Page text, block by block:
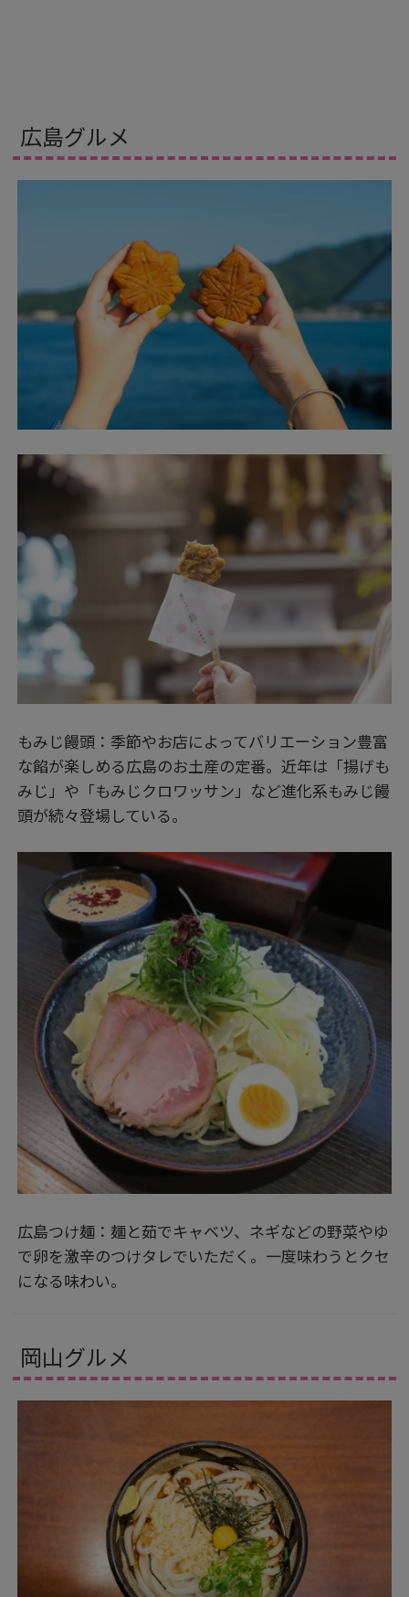
広島グルメ
もみじ饅頭：季節やお店によってバリエーション豊富
な餡が楽しめる広島のお土産の定番。近年は「揚げも
みじ」や「もみじクロワッサン」など進化系もみじ饅
頭が続々登場している。
広島つけ麺：麺と茹でキャベツ、ネギなどの野菜やゆ
で卵を激辛のつけタレでいただく。一度味わうとクセ
になる味わい。
岡山グルメ